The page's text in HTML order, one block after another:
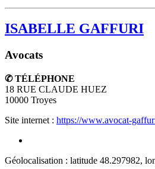
ISABELLE GAFFURI
Avocats
✆ TÉLÉPHONE
18 RUE CLAUDE HUEZ
10000 Troyes
Site internet : https://www.avocat-
Géolocalisation : latitude 48.297982,